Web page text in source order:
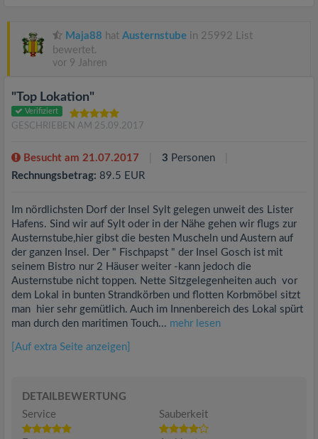
Maja88 hat Austernstube in 25992 List
bewertet.
vor 9 Jahren
"Top Lokation"
Verifiziert
GESCHRIEBEN AM 25.09.2017
Besucht am 21.07.2017 3 Personen
Rechnungsbetrag: 89.5 EUR
Im nördlichsten Dorf der Insel Sylt gelegen unweit des Lister
Hafens. Sind wir auf Sylt oder in der Nähe gehen wir flugs zur
Austernstube,hier gibst die besten Muscheln und Austern auf
der ganzen Insel. Der " Fischpapst " der Insel Gosch ist mit
seinem Bistro nur 2 Häuser weiter -kann jedoch die
Austernstube nicht toppen. Nette Sitzgelegenheiten auch vor
dem Lokal in bunten Strandkörben und flotten Korbmöbel sitzt
man hier sehr gemütlich. Auch im Innenbereich des Lokal spürt
man durch den maritimen Touch... mehr lesen
[Auf extra Seite anzeigen]
DETAILBEWERTUNG
Service
Sauberkeit